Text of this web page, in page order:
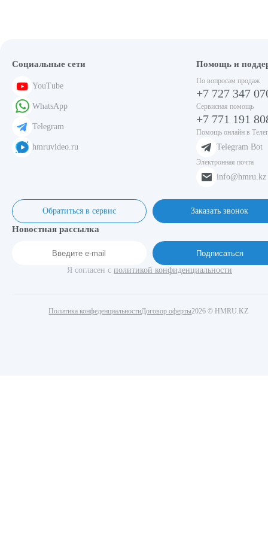
Социальные сети
YouTube
WhatsApp
Telegram
hmruvideo.ru
Помощь и
По вопросам продаж
+7 727 347
Сервисная помощь
+7 771 191
Помощь онлайн в
Telegram Bot
Электронная почта
info@hmru.kz
Обратиться в сервис Заказать звонок
Новостная рассылка
Подписаться
Я согласен с политикой конфиденциальности
Политика конфеденциальности 2026 © HMRU.KZ
Договор оферты